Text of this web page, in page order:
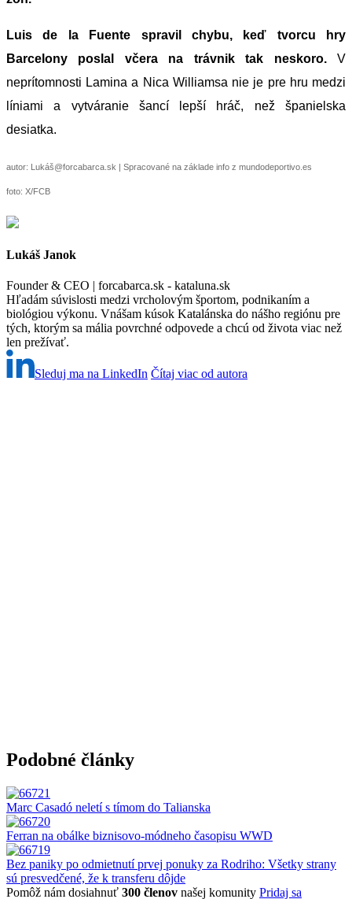
Luis de la Fuente spravil chybu, keď tvorcu hry
Barcelony poslal včera na trávnik tak neskoro. V
neprítomnosti Lamina a Nica Williamsa nie je pre hru medzi
líniami a vytváranie šancí lepší hráč, než španielska
desiatka.
autor: Lukáš@forcabarca.sk | Spracované na základe info z mundodeportivo.es
foto: X/FCB
Lukáš Janok
Founder & CEO | forcabarca.sk - kataluna.sk
Hľadám súvislosti medzi vrcholovým športom, podnikaním a
biológiou výkonu. Vnášam kúsok Katalánska do nášho regiónu pre
tých, ktorým sa mália povrchné odpovede a chcú od života viac než
len prežívať.
Sleduj ma na LinkedIn Čítaj viac od autora
Podobné články
Marc Casadó neletí s tímom do Talianska
Ferran na obálke biznisovo-módneho časopisu WWD
Bez paniky po odmietnutí prvej ponuky za Rodriho: Všetky strany
sú presvedčené, že k transferu dôjde
Pomôž nám dosiahnuť 300 členov našej komunity Pridaj sa